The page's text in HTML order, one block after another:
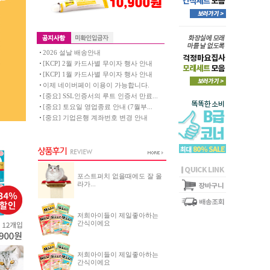
2026 설날 배송안내
[KCP] 2월 카드사별 무이자 행사 안내
[KCP] 1월 카드사별 무이자 행사 안내
이제 네이버페이 이용이 가능합니다.
[중요] SSL인증서의 루트 인증서 만료...
[중요] 토요일 영업종료 안내 (7월부...
[중요] 기업은행 계좌번호 변경 안내
포스트퍼치 없을때에도 잘 올
라가...
저희아이들이 제일좋아하는
간식이에요
저희아이들이 제일좋아하는
간식이에요